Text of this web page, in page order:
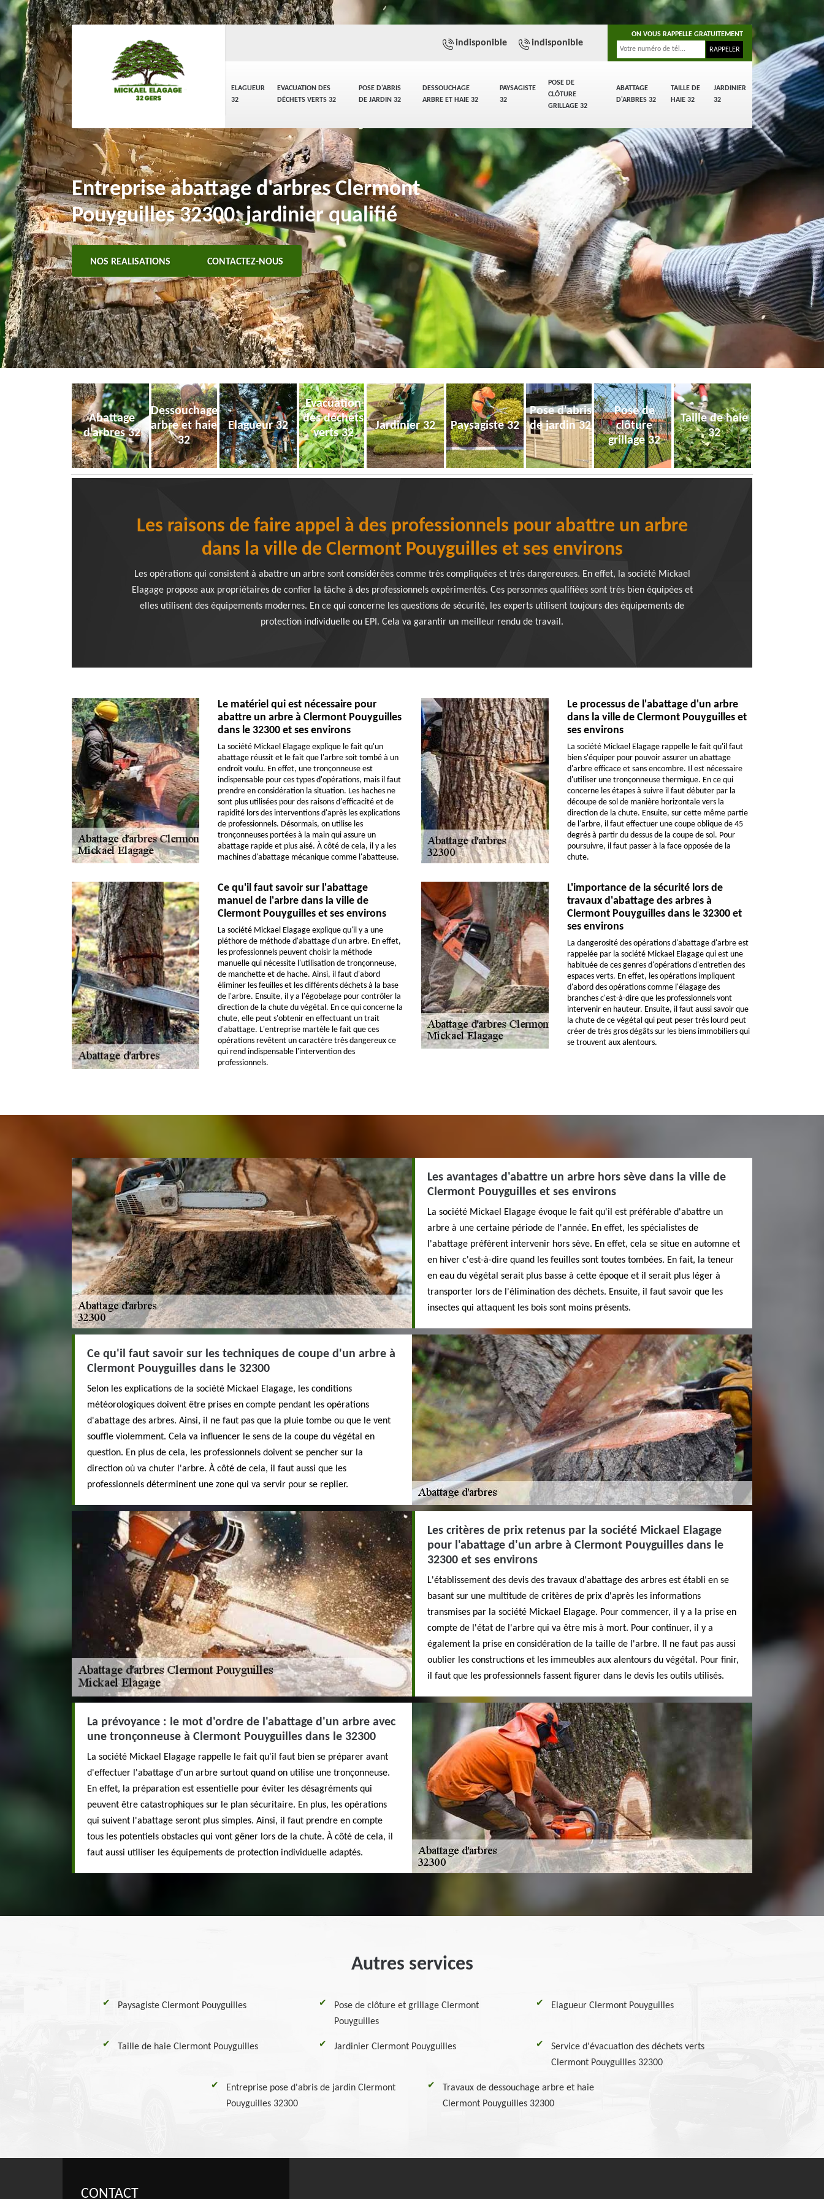
ELAGUEUR
32
EVACUATION DES
DÉCHETS VERTS 32
POSE D'ABRIS
DE JARDIN 32
DESSOUCHAGE
ARBRE ET HAIE 32
PAYSAGISTE
32
POSE DE
CLÔTURE
GRILLAGE 32
ABATTAGE
D'ARBRES 32
TAILLE DE
HAIE 32
JARDINIER
32
indisponible indisponible
ON VOUS RAPPELLE GRATUITEMENT
Entreprise abattage d'arbres Clermont
Pouyguilles 32300: jardinier qualifié
NOS REALISATIONS CONTACTEZ-NOUS
Abattage
d'arbres 32
Dessouchage
arbre et haie
32
Elagueur 32
Evacuation
des déchets
verts 32
Jardinier 32 Paysagiste 32
Pose d'abris
de jardin 32
Pose de
clôture
grillage 32
Taille de haie
32
Les raisons de faire appel à des professionnels pour abattre un arbre
dans la ville de Clermont Pouyguilles et ses environs
Les opérations qui consistent à abattre un arbre sont considérées comme très compliquées et très dangereuses. En effet, la société Mickael
Elagage propose aux propriétaires de confier la tâche à des professionnels expérimentés. Ces personnes qualifiées sont très bien équipées et
elles utilisent des équipements modernes. En ce qui concerne les questions de sécurité, les experts utilisent toujours des équipements de
protection individuelle ou EPI. Cela va garantir un meilleur rendu de travail.
Le matériel qui est nécessaire pour
abattre un arbre à Clermont Pouyguilles
dans le 32300 et ses environs
La société Mickael Elagage explique le fait qu'un
abattage réussit et le fait que l'arbre soit tombé à un
endroit voulu. En effet, une tronçonneuse est
indispensable pour ces types d'opérations, mais il faut
prendre en considération la situation. Les haches ne
sont plus utilisées pour des raisons d'efficacité et de
rapidité lors des interventions d'après les explications
de professionnels. Désormais, on utilise les
tronçonneuses portées à la main qui assure un
abattage rapide et plus aisé. À côté de cela, il y a les
machines d'abattage mécanique comme l'abatteuse.
Le processus de l'abattage d'un arbre
dans la ville de Clermont Pouyguilles et
ses environs
La société Mickael Elagage rappelle le fait qu'il faut
bien s'équiper pour pouvoir assurer un abattage
d'arbre efficace et sans encombre. Il est nécessaire
d'utiliser une tronçonneuse thermique. En ce qui
concerne les étapes à suivre il faut débuter par la
découpe de sol de manière horizontale vers la
direction de la chute. Ensuite, sur cette même partie
de l'arbre, il faut effectuer une coupe oblique de 45
degrés à partir du dessus de la coupe de sol. Pour
poursuivre, il faut passer à la face opposée de la
chute.
Ce qu'il faut savoir sur l'abattage
manuel de l'arbre dans la ville de
Clermont Pouyguilles et ses environs
La société Mickael Elagage explique qu'il y a une
pléthore de méthode d'abattage d'un arbre. En effet,
les professionnels peuvent choisir la méthode
manuelle qui nécessite l'utilisation de tronçonneuse,
de manchette et de hache. Ainsi, il faut d'abord
éliminer les feuilles et les différents déchets à la base
de l'arbre. Ensuite, il y a l'égobelage pour contrôler la
direction de la chute du végétal. En ce qui concerne la
chute, elle peut s'obtenir en effectuant un trait
d'abattage. L'entreprise martèle le fait que ces
opérations revêtent un caractère très dangereux ce
qui rend indispensable l'intervention des
professionnels.
L'importance de la sécurité lors de
travaux d'abattage des arbres à
Clermont Pouyguilles dans le 32300 et
ses environs
La dangerosité des opérations d'abattage d'arbre est
rappelée par la société Mickael Elagage qui est une
habituée de ces genres d'opérations d'entretien des
espaces verts. En effet, les opérations impliquent
d'abord des opérations comme l'élagage des
branches c'est-à-dire que les professionnels vont
intervenir en hauteur. Ensuite, il faut aussi savoir que
la chute de ce végétal qui peut peser très lourd peut
créer de très gros dégâts sur les biens immobiliers qui
se trouvent aux alentours.
Les avantages d'abattre un arbre hors sève dans la ville de
Clermont Pouyguilles et ses environs
La société Mickael Elagage évoque le fait qu'il est préférable d'abattre un
arbre à une certaine période de l'année. En effet, les spécialistes de
l'abattage préfèrent intervenir hors sève. En effet, cela se situe en automne et
en hiver c'est-à-dire quand les feuilles sont toutes tombées. En fait, la teneur
en eau du végétal serait plus basse à cette époque et il serait plus léger à
transporter lors de l'élimination des déchets. Ensuite, il faut savoir que les
insectes qui attaquent les bois sont moins présents.
Ce qu'il faut savoir sur les techniques de coupe d'un arbre à
Clermont Pouyguilles dans le 32300
Selon les explications de la société Mickael Elagage, les conditions
météorologiques doivent être prises en compte pendant les opérations
d'abattage des arbres. Ainsi, il ne faut pas que la pluie tombe ou que le vent
souffle violemment. Cela va influencer le sens de la coupe du végétal en
question. En plus de cela, les professionnels doivent se pencher sur la
direction où va chuter l'arbre. À côté de cela, il faut aussi que les
professionnels déterminent une zone qui va servir pour se replier.
Les critères de prix retenus par la société Mickael Elagage
pour l'abattage d'un arbre à Clermont Pouyguilles dans le
32300 et ses environs
L'établissement des devis des travaux d'abattage des arbres est établi en se
basant sur une multitude de critères de prix d'après les informations
transmises par la société Mickael Elagage. Pour commencer, il y a la prise en
compte de l'état de l'arbre qui va être mis à mort. Pour continuer, il y a
également la prise en considération de la taille de l'arbre. Il ne faut pas aussi
oublier les constructions et les immeubles aux alentours du végétal. Pour finir,
il faut que les professionnels fassent figurer dans le devis les outils utilisés.
La prévoyance : le mot d'ordre de l'abattage d'un arbre avec
une tronçonneuse à Clermont Pouyguilles dans le 32300
La société Mickael Elagage rappelle le fait qu'il faut bien se préparer avant
d'effectuer l'abattage d'un arbre surtout quand on utilise une tronçonneuse.
En effet, la préparation est essentielle pour éviter les désagréments qui
peuvent être catastrophiques sur le plan sécuritaire. En plus, les opérations
qui suivent l'abattage seront plus simples. Ainsi, il faut prendre en compte
tous les potentiels obstacles qui vont gêner lors de la chute. À côté de cela, il
faut aussi utiliser les équipements de protection individuelle adaptés.
Autres services
Paysagiste Clermont Pouyguilles
Pose de clôture et grillage Clermont
Pouyguilles
Elagueur Clermont Pouyguilles
Taille de haie Clermont Pouyguilles Jardinier Clermont Pouyguilles
Service d'évacuation des déchets verts
Clermont Pouyguilles 32300
Entreprise pose d'abris de jardin Clermont
Pouyguilles 32300
Travaux de dessouchage arbre et haie
Clermont Pouyguilles 32300
CONTACT